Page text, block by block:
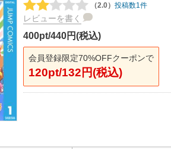
（2.0） 投稿数1件
レビューを書く
400pt/440円(税込)
会員登録限定70%OFFクーポンで
120pt/132円(税込)